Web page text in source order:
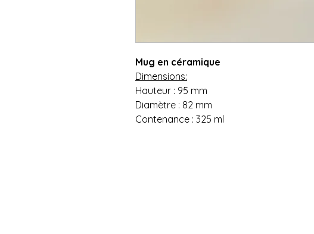
Mug en céramique
Dimensions:
Hauteur : 95 mm
Diamètre : 82 mm
Contenance : 325 ml